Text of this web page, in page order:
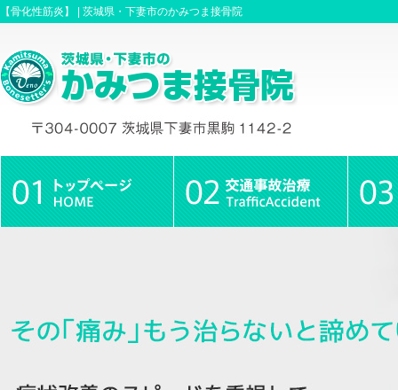
【骨化性筋炎】 | 茨城県・下妻市のかみつま接骨院